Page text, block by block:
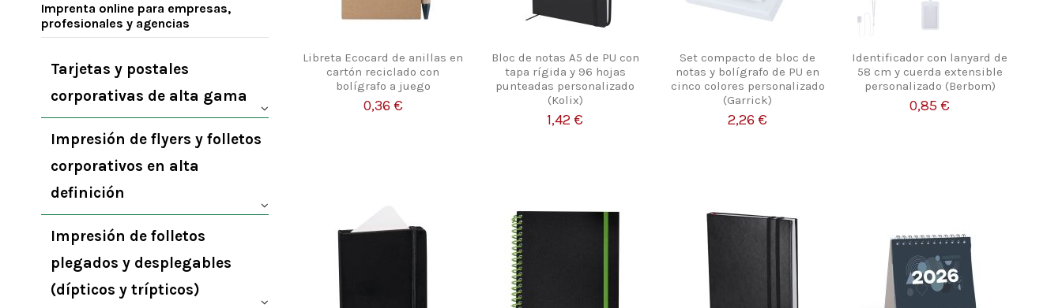
Libreta Ecocard de anillas en
cartón reciclado con
bolígrafo a juego
0,36 €
Bloc de notas A5 de PU con
tapa rígida y 96 hojas
punteadas personalizado
(Kolix)
1,42 €
Set compacto de bloc de
notas y bolígrafo de PU en
cinco colores personalizado
(Garrick)
2,26 €
Identificador con lanyard de
58 cm y cuerda extensible
personalizado (Berbom)
0,85 €
Imprenta online para empresas,
profesionales y agencias
Tarjetas y postales
corporativas de alta gama
Impresión de flyers y folletos
corporativos en alta
definición
Impresión de folletos
plegados y desplegables
(dípticos y trípticos)